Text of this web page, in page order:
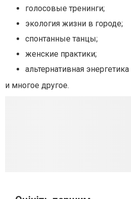
голосовые тренинги;
экология жизни в городе;
спонтанные танцы;
женские практики;
альтернативная энергетика
и многое другое.